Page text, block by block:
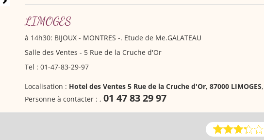
LIMOGES
à 14h30: BIJOUX - MONTRES -. Etude de Me.GALATEAU
Salle des Ventes - 5 Rue de la Cruche d'Or
Tel : 01-47-83-29-97
Localisation : Hotel des Ventes 5 Rue de la Cruche d'Or, 87000 LIMOGES,
Personne à contacter : , 01 47 83 29 97